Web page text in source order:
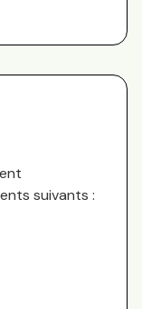
suivants :